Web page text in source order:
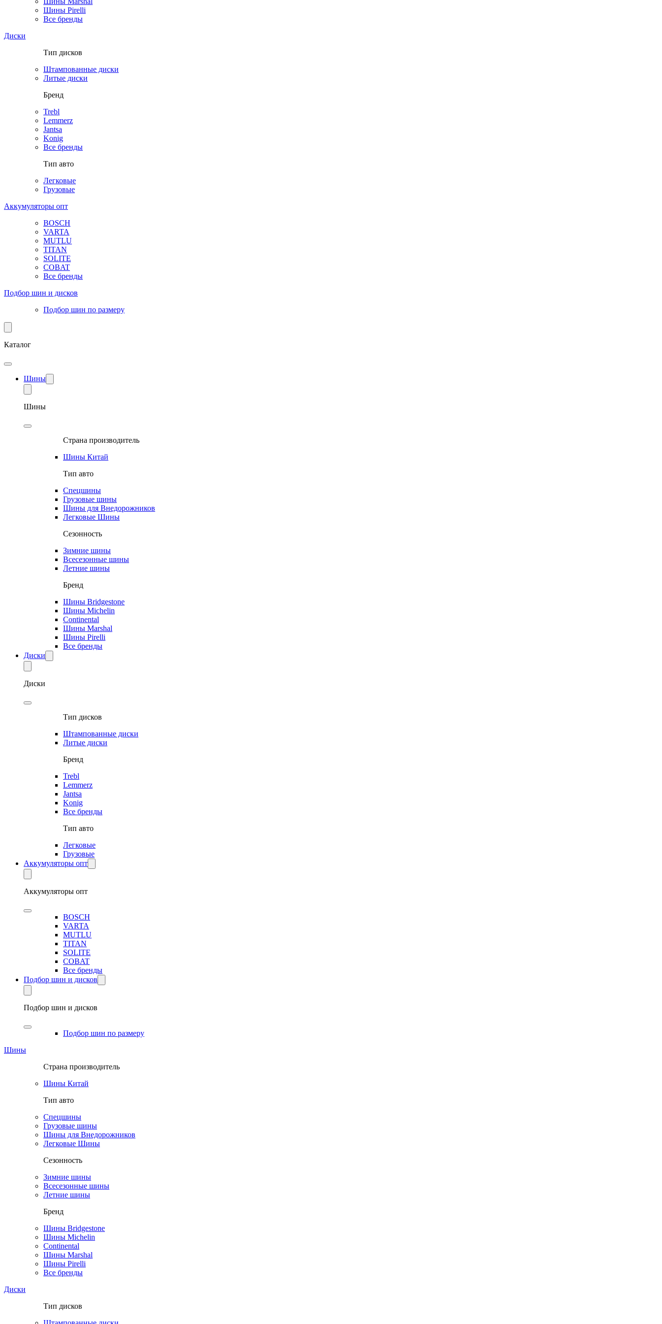
Шины Pirelli
Все бренды
Диски
Тип дисков
Штампованные диски
Литые диски
Бренд
Trebl
Lemmerz
Jantsa
Konig
Все бренды
Тип авто
Легковые
Грузовые
Аккумуляторы опт
BOSCH
VARTA
MUTLU
TITAN
SOLITE
COBAT
Все бренды
Подбор шин и дисков
Подбор шин по размеру
Каталог
Шины
Шины
Страна производитель
Шины Китай
Тип авто
Спецшины
Грузовые шины
Шины для Внедорожников
Легковые Шины
Сезонность
Зимние шины
Всесезонные шины
Летние шины
Бренд
Шины Bridgestone
Шины Michelin
Continental
Шины Marshal
Шины Pirelli
Все бренды
Диски
Диски
Тип дисков
Штампованные диски
Литые диски
Бренд
Trebl
Lemmerz
Jantsa
Konig
Все бренды
Тип авто
Легковые
Грузовые
Аккумуляторы опт
Аккумуляторы опт
BOSCH
VARTA
MUTLU
TITAN
SOLITE
COBAT
Все бренды
Подбор шин и дисков
Подбор шин и дисков
Подбор шин по размеру
Шины
Страна производитель
Шины Китай
Тип авто
Спецшины
Грузовые шины
Шины для Внедорожников
Легковые Шины
Сезонность
Зимние шины
Всесезонные шины
Летние шины
Бренд
Шины Bridgestone
Шины Michelin
Continental
Шины Marshal
Шины Pirelli
Все бренды
Диски
Тип дисков